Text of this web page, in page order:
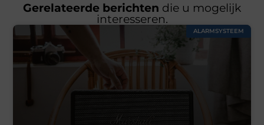
Gerelateerde berichten die u mogelijk
interesseren.
ALARMSYSTEEM